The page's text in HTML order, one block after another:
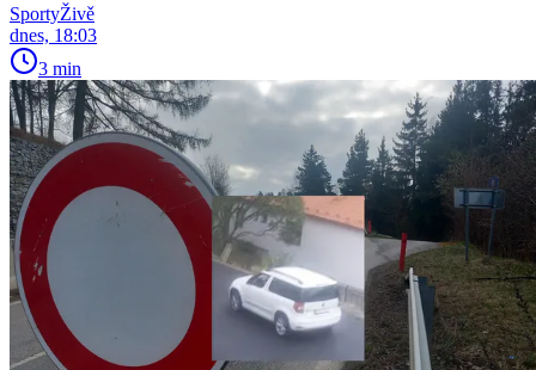
SportyŽivě
dnes, 18:03
3 min